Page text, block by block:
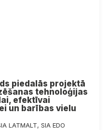
piedalās projektā
tehnoloģijas
efektīvai
un barības vielu
LATMALT, SIA EDO